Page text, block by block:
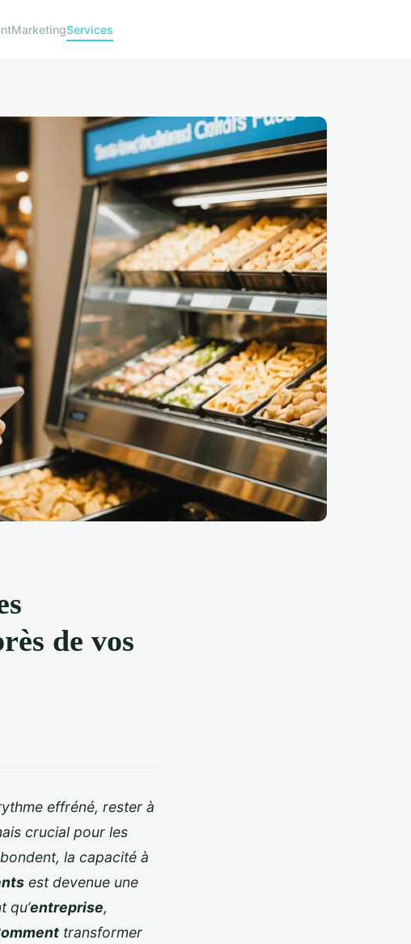
MarketingServices
de vos
effréné, rester à
crucial pour les
la capacité à
est devenue une
qu’entreprise,
transformer